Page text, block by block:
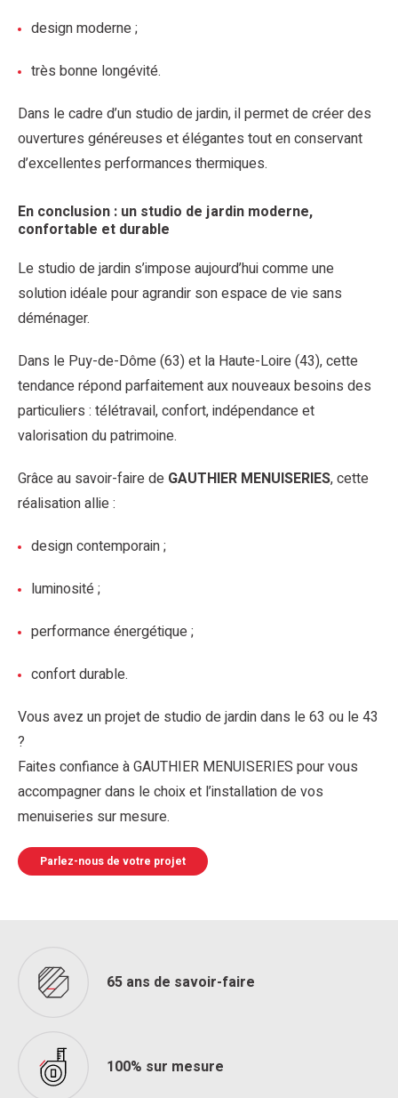
design moderne ;
très bonne longévité.
Dans le cadre d’un studio de jardin, il permet de créer des
ouvertures généreuses et élégantes tout en conservant
d’excellentes performances thermiques.
En conclusion : un studio de jardin moderne,
confortable et durable
Le studio de jardin s’impose aujourd’hui comme une
solution idéale pour agrandir son espace de vie sans
déménager.
Dans le Puy-de-Dôme (63) et la Haute-Loire (43), cette
tendance répond parfaitement aux nouveaux besoins des
particuliers : télétravail, confort, indépendance et
valorisation du patrimoine.
Grâce au savoir-faire de GAUTHIER MENUISERIES, cette
réalisation allie :
design contemporain ;
luminosité ;
performance énergétique ;
confort durable.
Vous avez un projet de studio de jardin dans le 63 ou le 43
?
Faites confiance à GAUTHIER MENUISERIES pour vous
accompagner dans le choix et l’installation de vos
menuiseries sur mesure.
Parlez-nous de votre projet
65 ans de savoir-faire
100% sur mesure